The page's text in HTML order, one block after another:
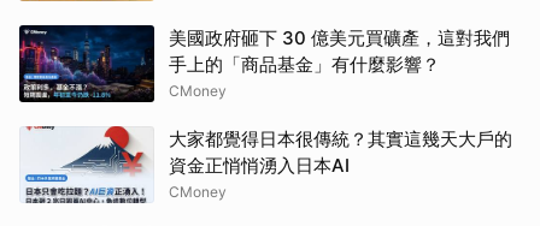
美國政府砸下 30 億美元買礦產，這對我們
手上的「商品基金」有什麼影響？
CMoney
大家都覺得日本很傳統？其實這幾天大戶的
資金正悄悄湧入日本AI
CMoney